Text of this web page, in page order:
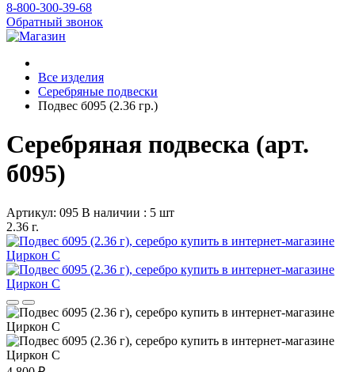
8-800-300-39-68
Обратный звонок
Все изделия
Серебряные подвески
Подвес б095 (2.36 гр.)
Серебряная подвеска (арт.
б095)
Артикул: 095 В наличии : 5 шт
2.36 г.